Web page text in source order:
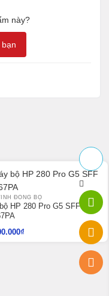
này?
ĐỒNG BỘ
HP 280 Pro G5 SFF
₫